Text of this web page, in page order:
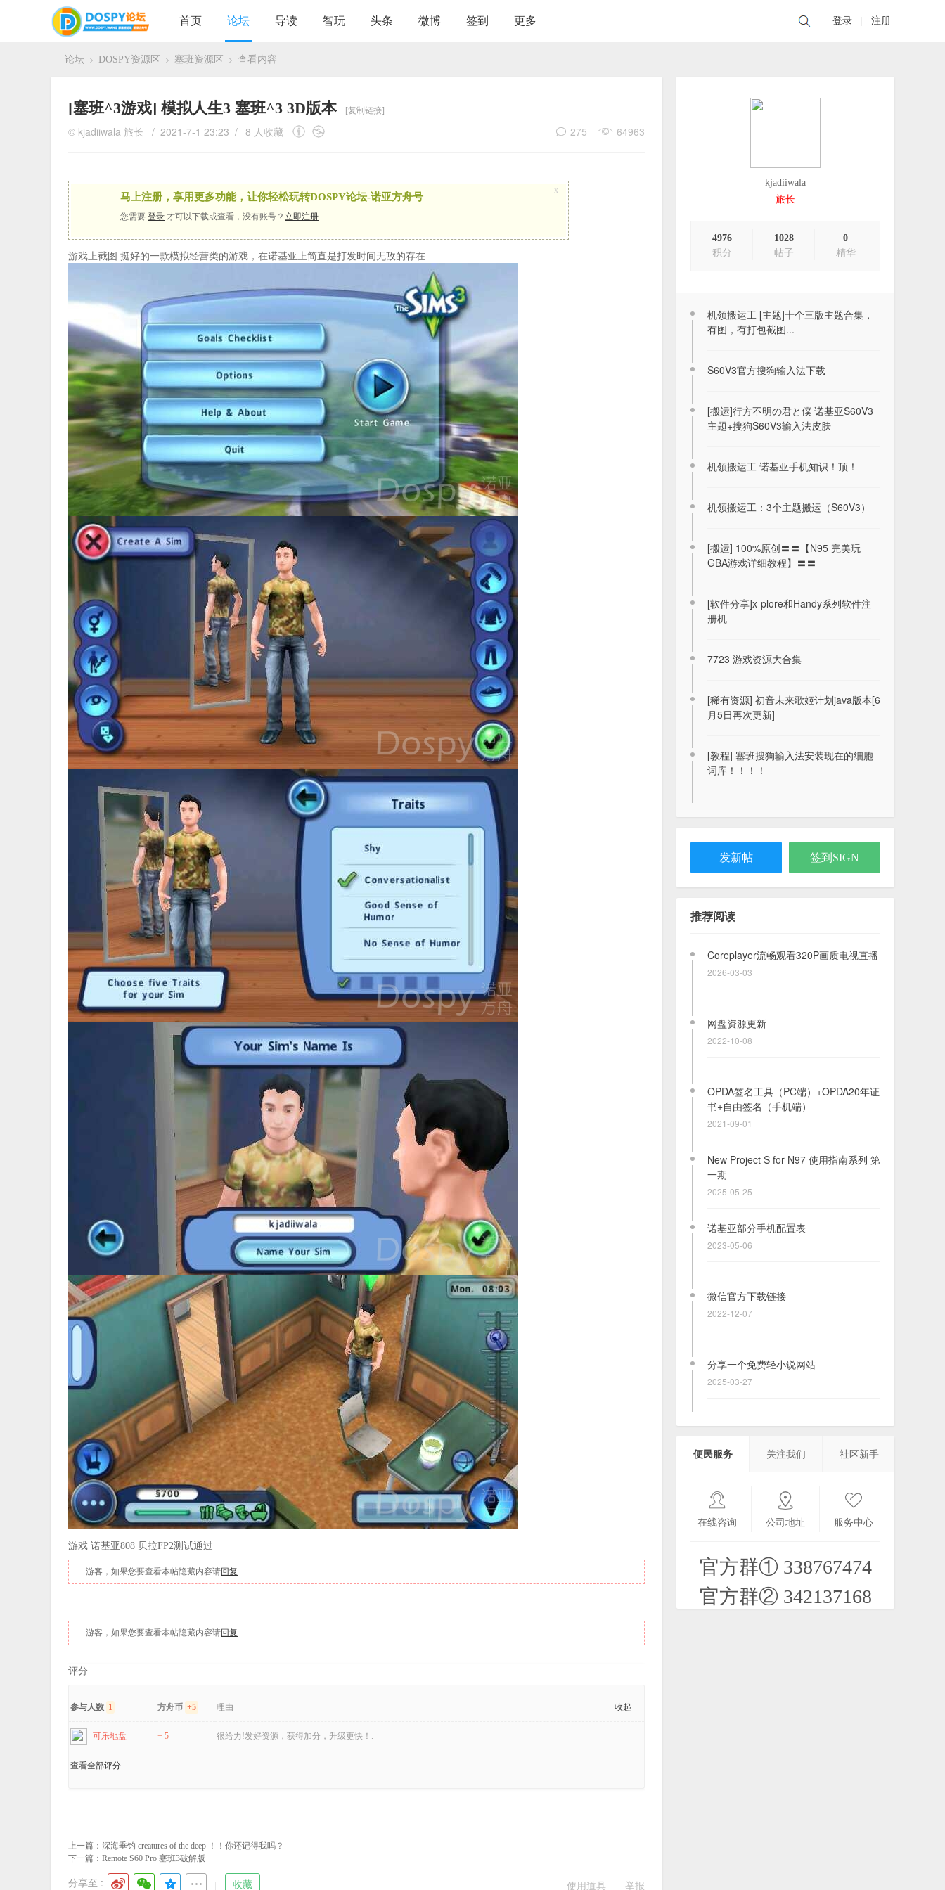
首页 论坛 导读 智玩 头条 微博 签到 更多 登录 注册
论坛 DOSPY资源区 塞班资源区 查看内容
kjadiiwala
旅长
4976
积分
1028
帖子
0
精华
机领搬运工 [主题]十个三版主题合集，
有图，有打包截图...
S60V3官方搜狗输入法下载
[搬运]行方不明の君と僕 诺基亚S60V3
主题+搜狗S60V3输入法皮肤
机领搬运工 诺基亚手机知识！顶！
机领搬运工：3个主题搬运（S60V3）
[搬运] 100%原创〓〓【N95 完美玩
GBA游戏详细教程】〓〓
[软件分享]x-plore和Handy系列软件注
册机
7723 游戏资源大合集
[稀有资源] 初音未来歌姬计划java版本[6
月5日再次更新]
[教程] 塞班搜狗输入法安装现在的细胞
词库！！！！
发新帖 签到SIGN
推荐阅读
2026年8月7日签到记录贴
2026-08-07
分享个人收集的S60V5软件及游戏
2020-11-14
一款安娜图标主题, S60V3机型可用
2023-01-02
Coreplayer v1.36 终极风暴影音视频播
2023-11-25
Coreplayer流畅观看320P画质电视直播
2026-03-03
网盘资源更新
2022-10-08
OPDA签名工具（PC端）+OPDA20年证
书+自由签名（手机端）
2021-09-01
New Project S for N97 使用指南系列 第
一期
2025-05-25
诺基亚部分手机配置表
2023-05-06
微信官方下载链接
2022-12-07
分享一个免费轻小说网站
2025-03-27
视直播源
2339个Java经典游戏
2025-12-19
塞班三在线应用商店 Sistore! v3.0.0 复
活版
2025-10-05
便民服务 关注我们 社区新手
在线咨询 公司地址 服务中心
官方群① 338767474
官方群② 342137168
[塞班^3游戏] 模拟人生3 塞班^3 3D版本 [复制链接]
© kjadiiwala 旅长 / 2021-7-1 23:23 / 8 人收藏 64963
275
马上注册，享用更多功能，让你轻松玩转DOSPY论坛-诺亚方舟号
您需要 登录 才可以下载或查看，没有账号？ 立即注册
x
游戏上截图 挺好的一款模拟经营类的游戏，在诺基亚上简直是打发时间无敌的存在
游戏 诺基亚808 贝拉FP2测试通过
游客，如果您要查看本帖隐藏内容请回复
游客，如果您要查看本帖隐藏内容请回复
评分
参与人数 1 方舟币 +5 收起
理由
可乐地盘 + 5 很给力!发好资源，获得加分，升级更快！.
查看全部评分
上一篇： 深海垂钓 creatures of the deep ！！你还记得我吗？
下一篇： Remote S60 Pro 塞班3破解版
分享至 : 收藏 使用道具 举报